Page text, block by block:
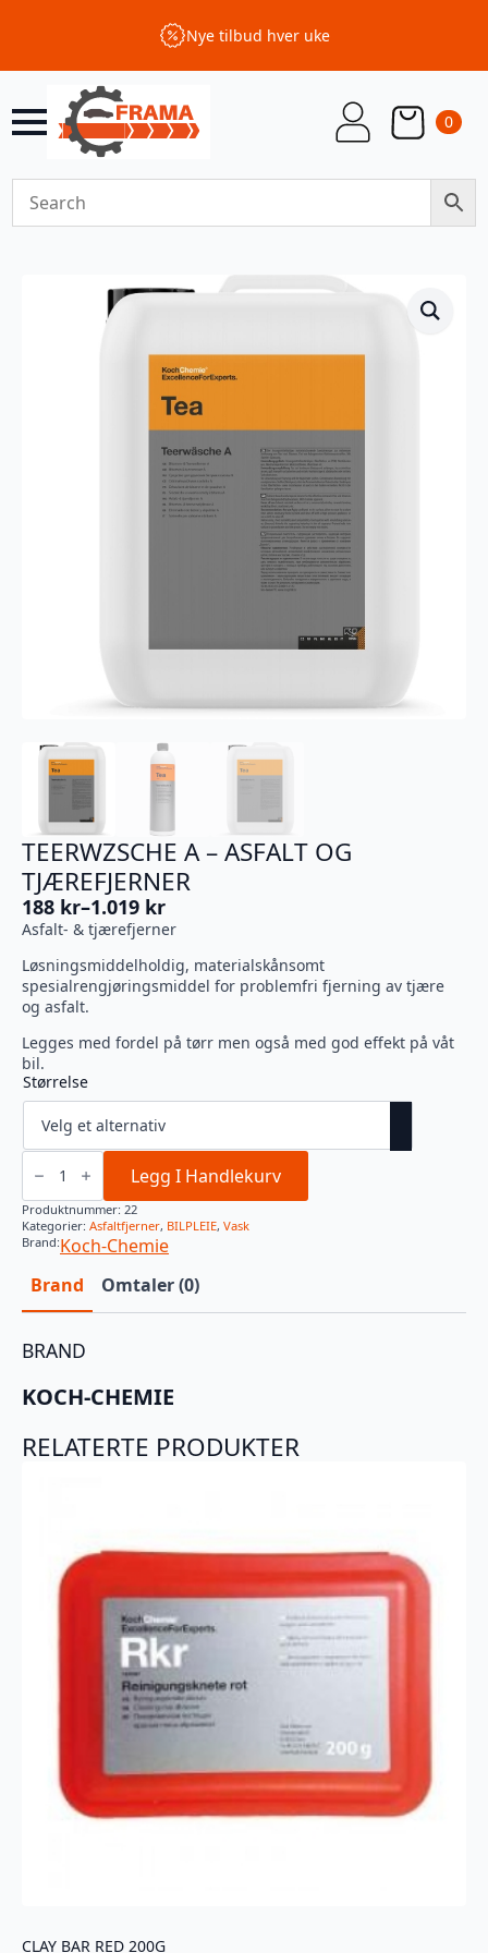
Nye tilbud hver uke
0
TEERWZSCHE A – ASFALT OG
TJÆREFJERNER
188 kr–1.019 kr
Prisområde:
188 kr
til
1.019 kr
Asfalt- & tjærefjerner
Løsningsmiddelholdig, materialskånsomt
spesialrengjøringsmiddel for problemfri fjerning av tjære
og asfalt.
Legges med fordel på tørr men også med god effekt på våt
bil.
Størrelse
TEERWZSCHE
Asfalt
Og
Tjærefjerner
antall
Legg I Handlekurv
Produktnummer: 22
Kategorier: Asfaltfjerner, BILPLEIE, Vask
Brand:Koch-Chemie
Brand
Omtaler (0)
BRAND
KOCH-CHEMIE
RELATERTE PRODUKTER
CLAY BAR RED 200G